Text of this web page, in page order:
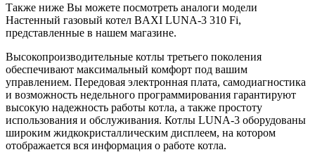
Также ниже Вы можете посмотреть аналоги модели
Настенный газовый котел BAXI LUNA-3 310 Fi,
представленные в нашем магазине.
Высокопроизводительные котлы третьего поколения
обеспечивают максимальный комфорт под вашим
управлением. Передовая электронная плата, самодиагностика
и возможность недельного программирования гарантируют
высокую надежность работы котла, а также простоту
использования и обслуживания. Котлы LUNA-3 оборудованы
широким жидкокристаллическим дисплеем, на котором
отображается вся информация о работе котла.